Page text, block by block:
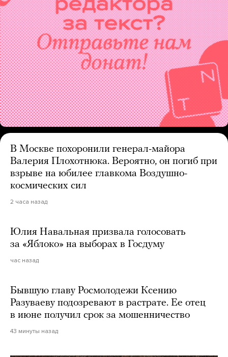
В Москве похоронили генерал-майора
Валерия Плохотнюка. Вероятно, он погиб при
взрыве на юбилее главкома Воздушно-
космических сил
2 часа назад
Юлия Навальная призвала голосовать
за «Яблоко» на выборах в Госдуму
час назад
Бывшую главу Росмолодежи Ксению
Разуваеву подозревают в растрате. Ее отец
в июне получил срок за мошенничество
43 минуты назад